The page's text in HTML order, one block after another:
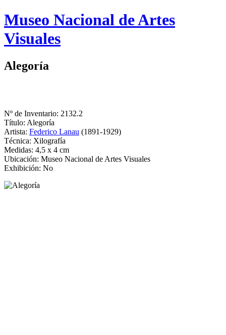
Logo
MNAV
Museo Nacional de Artes
Visuales
Alegoría
Nº de Inventario: 2132.2
Título: Alegoría
Artista: Federico Lanau (1891-1929)
Técnica: Xilografía
Medidas: 4,5 x 4 cm
Ubicación: Museo Nacional de Artes Visuales
Exhibición: No